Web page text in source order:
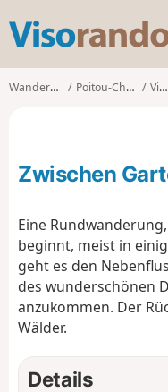
Wanderungen Poitou-Charentes Vienne
Zwischen
Eine
beginnt, meist in
geht es den
des wunderschönen
anzukommen. Der
Wälder.
Details